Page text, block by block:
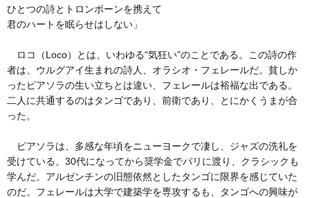
ひとつの詩とトロンボーンを携えて
君のハートを眠らせはしない」
ロコ（Loco）とは、いわゆる“気狂い”のことである。この詩の作
者は、ウルグアイ生まれの詩人、オラシオ・フェレールだ。貧しか
ったピアソラの生い立ちとは違い、フェレールは裕福な出である。
二人に共通するのはタンゴであり、前衛であり、とにかくうまが合
った。
ピアソラは、多感な年頃をニューヨークで凄し、ジャズの洗礼を
受けている。30代になってから奨学金でパリに渡り、クラシックも
学んだ。アルゼンチンの旧態依然としたタンゴに限界を感じていた
のだ。フェレールは大学で建築学を専攻するも、タンゴへの興味が